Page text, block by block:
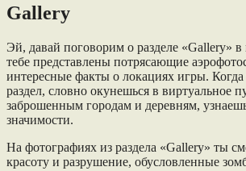
Gallery
Эй, давай поговорим о разделе «Gallery»
тебе представлены потрясающие
интересные факты о локациях игры.
раздел, словно окунешься в виртуальное
заброшенным городам и деревням,
значимости.
На фотографиях из раздела «Gallery» ты
красоту и разрушение, обусловленные